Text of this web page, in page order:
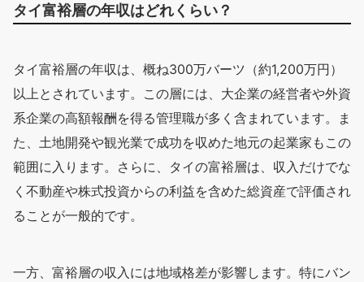
タイ富裕層の年収はどれくらい？
タイ富裕層の年収は、概ね300万バーツ（約1,200万円）
以上とされています。この層には、大企業の経営者や外資
系企業の高額報酬を得る管理職が多く含まれています。ま
た、土地開発や観光業で成功を収めた地元の起業家もこの
範囲に入ります。さらに、タイの富裕層は、収入だけでな
く不動産や株式投資からの利益を含めた総資産で評価され
ることが一般的です。
一方、富裕層の収入には地域格差が影響します。特にバン